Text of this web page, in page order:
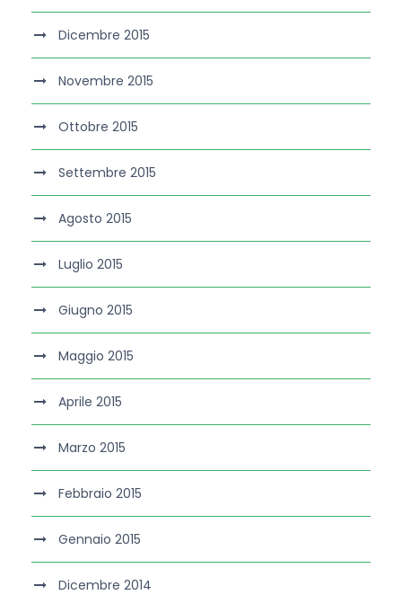
Dicembre 2015
Novembre 2015
Ottobre 2015
Settembre 2015
Agosto 2015
Luglio 2015
Giugno 2015
Maggio 2015
Aprile 2015
Marzo 2015
Febbraio 2015
Gennaio 2015
Dicembre 2014